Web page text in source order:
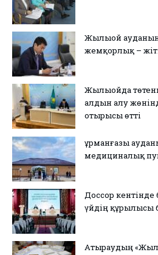
Жылыой
жемқорлық –
Жылыойда
алдын алу
отырысы өтті
Құрманғазы
медициналық
Доссор кентінде
үйдің құрылысы
Атыраудың «Жыл